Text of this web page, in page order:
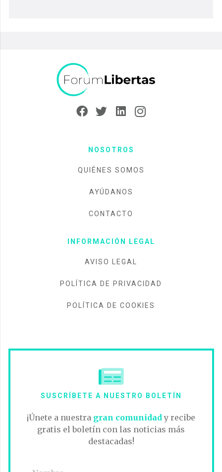
NOSOTROS
QUIÉNES SOMOS
AYÚDANOS
CONTACTO
INFORMACIÓN LEGAL
AVISO LEGAL
POLÍTICA DE PRIVACIDAD
POLÍTICA DE COOKIES
SUSCRÍBETE A NUESTRO BOLETÍN
¡Únete a nuestra gran comunidady recibe
gratis el boletín con las noticias más
destacadas!